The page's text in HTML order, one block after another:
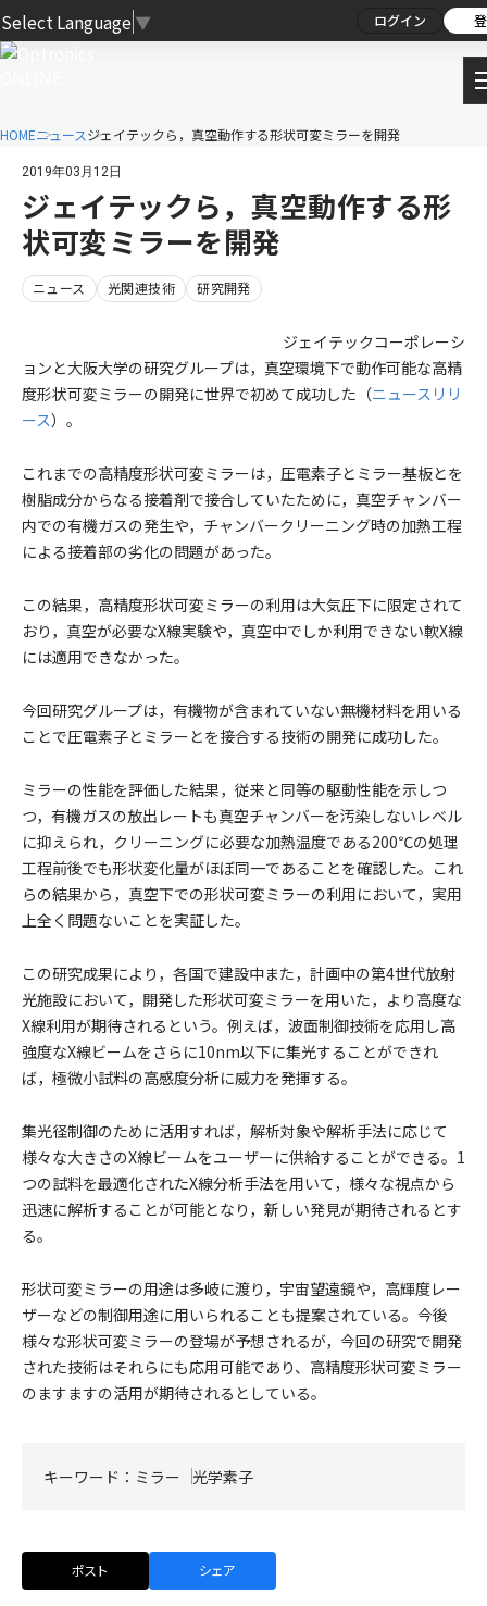
Select Language ▼ ログイン
HOMEニュースジェイテックら，真空動作する形状可変ミラーを開発
2019年03月12日
ジェイテックら，真空動作する形
状可変ミラーを開発
ニュース 光関連技術 研究開発
ジェイテックコーポレーシ
ョンと大阪大学の研究グループは，真空環境下で動作可能な高精
度形状可変ミラーの開発に世界で初めて成功した（ニュースリリ
ース）。
これまでの高精度形状可変ミラーは，圧電素子とミラー基板とを
樹脂成分からなる接着剤で接合していたために，真空チャンバー
内での有機ガスの発生や，チャンバークリーニング時の加熱工程
による接着部の劣化の問題があった。
この結果，高精度形状可変ミラーの利用は大気圧下に限定されて
おり，真空が必要なX線実験や，真空中でしか利用できない軟X線
には適用できなかった。
今回研究グループは，有機物が含まれていない無機材料を用いる
ことで圧電素子とミラーとを接合する技術の開発に成功した。
ミラーの性能を評価した結果，従来と同等の駆動性能を示しつ
つ，有機ガスの放出レートも真空チャンバーを汚染しないレベル
に抑えられ，クリーニングに必要な加熱温度である200℃の処理
工程前後でも形状変化量がほぼ同一であることを確認した。これ
らの結果から，真空下での形状可変ミラーの利用において，実用
上全く問題ないことを実証した。
この研究成果により，各国で建設中また，計画中の第4世代放射
光施設において，開発した形状可変ミラーを用いた，より高度な
X線利用が期待されるという。例えば，波面制御技術を応用し高
強度なX線ビームをさらに10nm以下に集光することができれ
ば，極微小試料の高感度分析に威力を発揮する。
集光径制御のために活用すれば，解析対象や解析手法に応じて
様々な大きさのX線ビームをユーザーに供給することができる。1
つの試料を最適化されたX線分析手法を用いて，様々な視点から
迅速に解析することが可能となり，新しい発見が期待されるとす
る。
形状可変ミラーの用途は多岐に渡り，宇宙望遠鏡や，高輝度レー
ザーなどの制御用途に用いられることも提案されている。今後
様々な形状可変ミラーの登場が予想されるが，今回の研究で開発
された技術はそれらにも応用可能であり、高精度形状可変ミラー
のますますの活用が期待されるとしている。
キーワード： ミラー 光学素子
ポスト シェア